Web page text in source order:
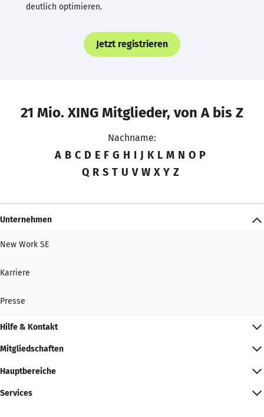
deutlich optimieren.
Jetzt registrieren
21 Mio. XING Mitglieder, von A bis Z
Nachname:
A B C D E F G H I J K L M N O P
Q R S T U V W X Y Z
Unternehmen
New Work SE
Karriere
Presse
Hilfe & Kontakt
Mitgliedschaften
Hauptbereiche
Services